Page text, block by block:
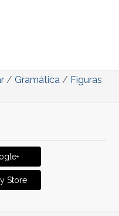
/ Gramática / Figuras
Store